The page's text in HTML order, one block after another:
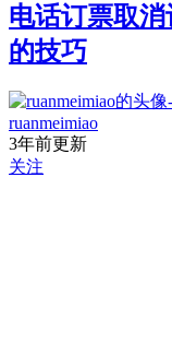
电话订票取
的技巧
ruanmeimiao
3年前更新
关注